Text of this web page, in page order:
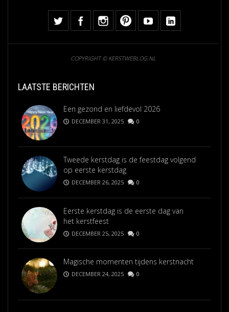
COPYRIGHT © KERSTWEBLOG.NL
LAATSTE BERICHTEN
Een gezond en liefdevol 2026
DECEMBER 31, 2025 0
Tweede kerstdag is de feestdag volgend
op eerste kerstdag
DECEMBER 26, 2025 0
Eerste kerstdag is de eerste dag van
het kerstfeest
DECEMBER 25, 2025 0
Magische momenten tijdens kerstnacht
DECEMBER 24, 2025 0